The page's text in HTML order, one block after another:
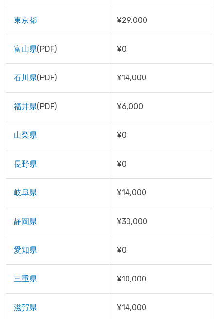
東京都 ¥29,000
富山県(PDF) ¥0
石川県(PDF) ¥14,000
福井県(PDF) ¥6,000
山梨県 ¥0
長野県 ¥0
岐阜県 ¥14,000
静岡県 ¥30,000
愛知県 ¥0
三重県 ¥10,000
滋賀県 ¥14,000